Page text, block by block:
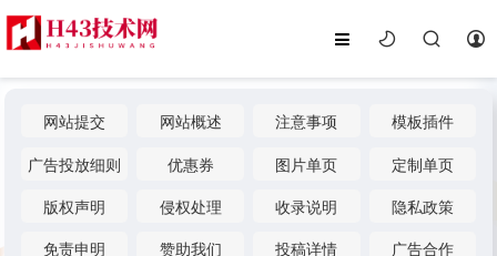
网站提交 网站概述 注意事项
模板插件
广告投放细则
优惠券 图片单页
定制单页
版权声明
侵权处理 收录说明
隐私政策
免责申明
赞助我们 投稿详情
广告合作